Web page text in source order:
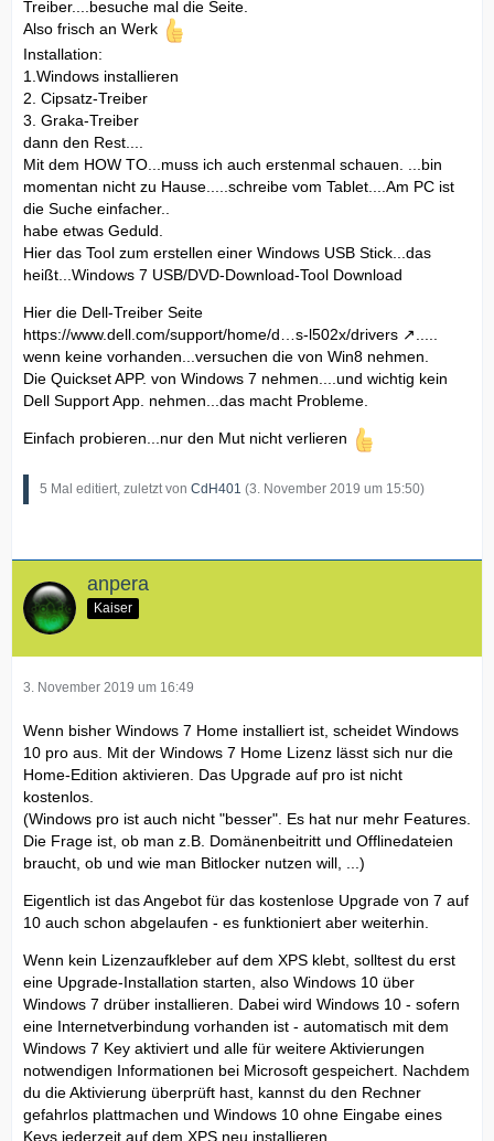
Treiber....besuche mal die Seite.
Also frisch an Werk
Installation:
1.Windows installieren
2. Cipsatz-Treiber
3. Graka-Treiber
dann den Rest....
Mit dem HOW TO...muss ich auch erstenmal schauen. ...bin
momentan nicht zu Hause.....schreibe vom Tablet....Am PC ist
die Suche einfacher..
habe etwas Geduld.
Hier das Tool zum erstellen einer Windows USB Stick...das
heißt...Windows 7 USB/DVD-Download-Tool Download
Hier die Dell-Treiber Seite
https://www.dell.com/support/home/d…s-l502x/drivers
wenn keine vorhanden...versuchen die von Win8 nehmen.
Die Quickset APP. von Windows 7 nehmen....und wichtig kein
Dell Support App. nehmen...das macht Probleme.
Einfach probieren...nur den Mut nicht verlieren
5 Mal editiert, zuletzt von CdH401 (3. November 2019 um 15:50)
anpera
Kaiser
3. November 2019 um 16:49
Wenn bisher Windows 7 Home installiert ist, scheidet Windows
10 pro aus. Mit der Windows 7 Home Lizenz lässt sich nur die
Home-Edition aktivieren. Das Upgrade auf pro ist nicht
kostenlos.
(Windows pro ist auch nicht "besser". Es hat nur mehr Features.
Die Frage ist, ob man z.B. Domänenbeitritt und Offlinedateien
braucht, ob und wie man Bitlocker nutzen will, ...)
Eigentlich ist das Angebot für das kostenlose Upgrade von 7 auf
10 auch schon abgelaufen - es funktioniert aber weiterhin.
Wenn kein Lizenzaufkleber auf dem XPS klebt, solltest du erst
eine Upgrade-Installation starten, also Windows 10 über
Windows 7 drüber installieren. Dabei wird Windows 10 - sofern
eine Internetverbindung vorhanden ist - automatisch mit dem
Windows 7 Key aktiviert und alle für weitere Aktivierungen
notwendigen Informationen bei Microsoft gespeichert. Nachdem
du die Aktivierung überprüft hast, kannst du den Rechner
gefahrlos plattmachen und Windows 10 ohne Eingabe eines
Keys jederzeit auf dem XPS neu installieren.